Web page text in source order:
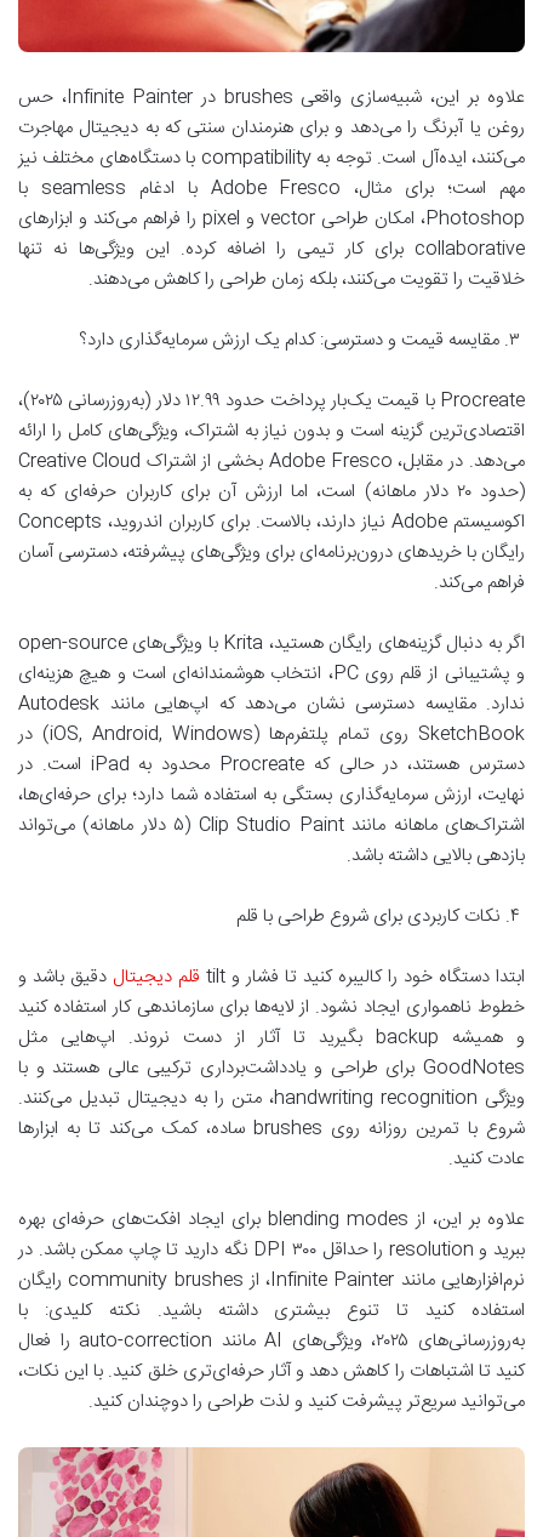
علاوه بر این، شبیه‌سازی واقعی brushes در Infinite Painter، حس
روغن یا آبرنگ را می‌دهد و برای هنرمندان سنتی که به دیجیتال مهاجرت
می‌کنند، ایده‌آل است. توجه به compatibility با دستگاه‌های مختلف نیز
مهم است؛ برای مثال، Adobe Fresco با ادغام seamless با
Photoshop، امکان طراحی vector و pixel را فراهم می‌کند و ابزارهای
collaborative برای کار تیمی را اضافه کرده. این ویژگی‌ها نه تنها
خلاقیت را تقویت می‌کنند، بلکه زمان طراحی را کاهش می‌دهند.
Procreate با قیمت یک‌بار پرداخت حدود ۱۲.۹۹ دلار (به‌روزرسانی ۲۰۲۵)،
اقتصادی‌ترین گزینه است و بدون نیاز به اشتراک، ویژگی‌های کامل را ارائه
می‌دهد. در مقابل، Adobe Fresco بخشی از اشتراک Creative Cloud
(حدود ۲۰ دلار ماهانه) است، اما ارزش آن برای کاربران حرفه‌ای که به
اکوسیستم Adobe نیاز دارند، بالاست. برای کاربران اندروید، Concepts
رایگان با خریدهای درون‌برنامه‌ای برای ویژگی‌های پیشرفته، دسترسی آسان
فراهم می‌کند.
اگر به دنبال گزینه‌های رایگان هستید، Krita با ویژگی‌های open-source
و پشتیبانی از قلم روی PC، انتخاب هوشمندانه‌ای است و هیچ هزینه‌ای
ندارد. مقایسه دسترسی نشان می‌دهد که اپ‌هایی مانند Autodesk
SketchBook روی تمام پلتفرم‌ها (iOS, Android, Windows) در
دسترس هستند، در حالی که Procreate محدود به iPad است. در
نهایت، ارزش سرمایه‌گذاری بستگی به استفاده شما دارد؛ برای حرفه‌ای‌ها،
اشتراک‌های ماهانه مانند Clip Studio Paint (۵ دلار ماهانه) می‌تواند
بازدهی بالایی داشته باشد.
ابتدا دستگاه خود را کالیبره کنید تا فشار و tilt
قلم دیجیتال دقیق باشد و
خطوط ناهمواری ایجاد نشود. از لایه‌ها برای سازماندهی کار استفاده کنید
و همیشه backup بگیرید تا آثار از دست نروند. اپ‌هایی مثل
GoodNotes برای طراحی و یادداشت‌برداری ترکیبی عالی هستند و با
ویژگی handwriting recognition، متن را به دیجیتال تبدیل می‌کنند.
شروع با تمرین روزانه روی brushes ساده، کمک می‌کند تا به ابزارها
عادت کنید.
علاوه بر این، از blending modes برای ایجاد افکت‌های حرفه‌ای بهره
ببرید و resolution را حداقل ۳۰۰ DPI نگه دارید تا چاپ ممکن باشد. در
نرم‌افزارهایی مانند Infinite Painter، از community brushes رایگان
استفاده کنید تا تنوع بیشتری داشته باشید. نکته کلیدی: با
به‌روزرسانی‌های ۲۰۲۵، ویژگی‌های AI مانند auto-correction را فعال
کنید تا اشتباهات را کاهش دهد و آثار حرفه‌ای‌تری خلق کنید. با این نکات،
می‌توانید سریع‌تر پیشرفت کنید و لذت طراحی را دوچندان کنید.